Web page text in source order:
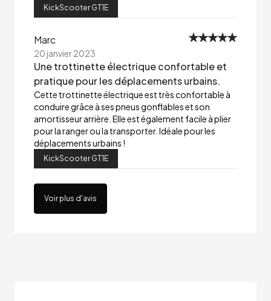
KickScooter GT1E
Marc
20 janvier 2023
Une trottinette électrique confortable et
pratique pour les déplacements urbains.
Cette trottinette électrique est très confortable à
conduire grâce à ses pneus gonflables et son
amortisseur arrière. Elle est également facile à plier
pour la ranger ou la transporter. Idéale pour les
déplacements urbains !
KickScooter GT1E
Voir plus d'avis